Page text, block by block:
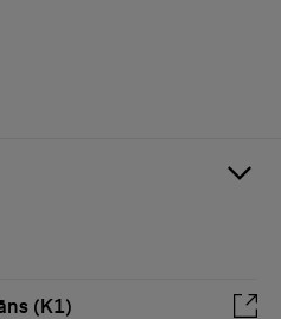
(K1)